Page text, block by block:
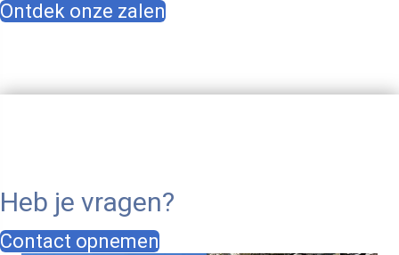
Ontdek onze zalen
Heb je vragen?
Contact opnemen